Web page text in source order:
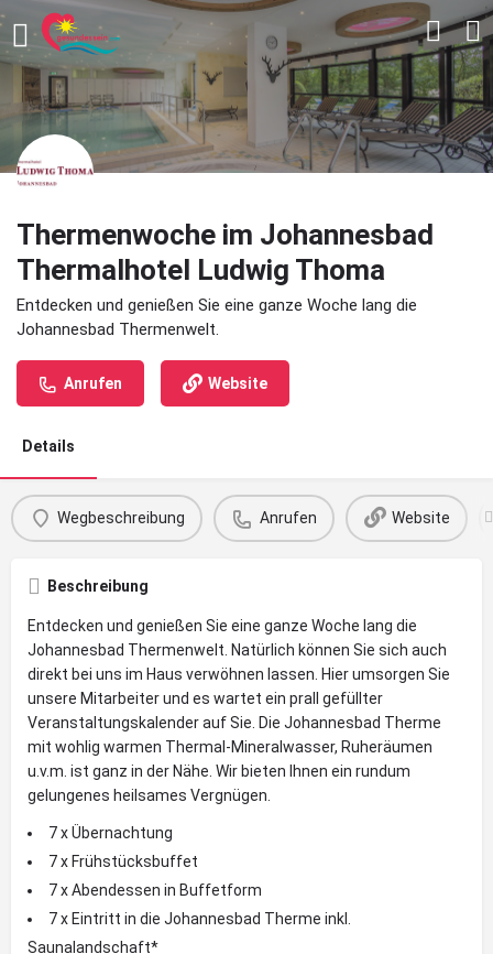
Thermenwoche im Johannesbad
Thermalhotel Ludwig Thoma
Entdecken und genießen Sie eine ganze Woche lang die
Johannesbad Thermenwelt.
Anrufen Website
Details
Wegbeschreibung Anrufen Website
Beschreibung
Entdecken und genießen Sie eine ganze Woche lang die
Johannesbad Thermenwelt. Natürlich können Sie sich auch
direkt bei uns im Haus verwöhnen lassen. Hier umsorgen Sie
unsere Mitarbeiter und es wartet ein prall gefüllter
Veranstaltungskalender auf Sie. Die Johannesbad Therme
mit wohlig warmen Thermal-Mineralwasser, Ruheräumen
u.v.m. ist ganz in der Nähe. Wir bieten Ihnen ein rundum
gelungenes heilsames Vergnügen.
7 x Übernachtung
7 x Frühstücksbuffet
7 x Abendessen in Buffetform
7 x Eintritt in die Johannesbad Therme inkl.
Saunalandschaft*